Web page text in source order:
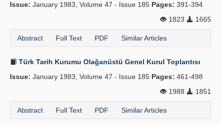
Issue: January 1983, Volume 47 - Issue 185 Pages: 391-394
1823
1665
Abstract Full Text PDF Similar Articles
Türk Tarih Kurumu Olağanüstü Genel Kurul Toplantısı
Issue: January 1983, Volume 47 - Issue 185 Pages: 461-498
1988
1851
Abstract Full Text PDF Similar Articles